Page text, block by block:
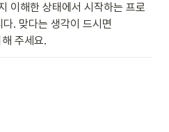
이해한 상태에서 시작하는 프로
. 맞다는 생각이 드시면
주세요.